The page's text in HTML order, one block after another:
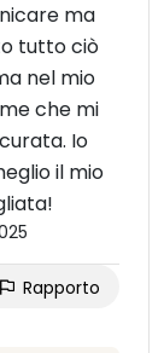
ma
tutto ciò
nel mio
che mi
Io
il mio
Rapporto